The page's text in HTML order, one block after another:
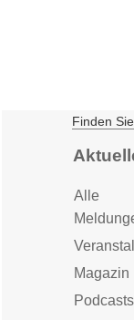
Finden
Alle
Magazin
Podcasts